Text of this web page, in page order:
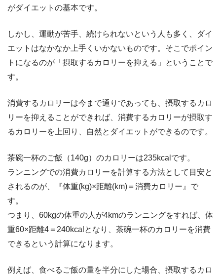
がダイエットの基本です。
しかし、運動が苦手、続けられないという人も多く、ダイ
エットはなかなか上手くいかないものです。そこでポイン
トになるのが「摂取するカロリーを抑える」ということで
す。
消費するカロリーは今まで通りであっても、摂取するカロ
リーを抑えることができれば、消費するカロリーが摂取す
るカロリーを上回り、自然とダイエットができるのです。
茶碗一杯のご飯（140g）のカロリーは235kcalです。
ランニングでの消費カロリーを計算する方法として目安と
されるのが、『体重(kg)×距離(km)＝消費カロリー』で
す。
つまり、60kgの体重の人が4kmのランニングをすれば、体
重60×距離4＝240kcalとなり、茶碗一杯のカロリーを消費
できるという計算になります。
例えば、食べるご飯の量を半分にした場合、摂取するカロ